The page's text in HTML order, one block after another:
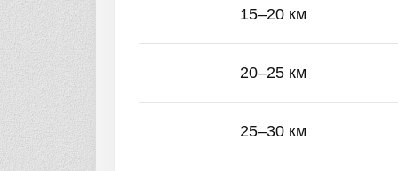
15–20 км
20–25 км
25–30 км